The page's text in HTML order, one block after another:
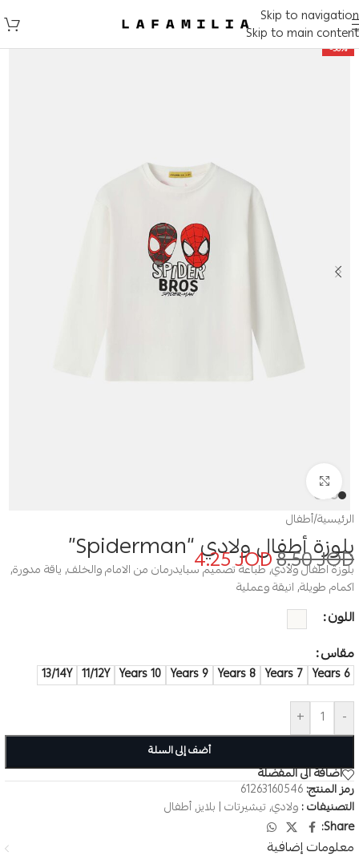
Skip to navigation
Skip to main content
-50%
الرئيسية/أطفال
بلوزة أطفال ولادي “Spiderman”
8.50JOD
4.25JOD
بلوزة اطفال ولادي, طباعة تصميم سبايدرمان من الامام والخلف, ياقة مدورة,
اكمام طويلة, انيقة وعملية
اللون
مقاس
6 Years
7 Years
8 Years
9 Years
10 Years
11/12Y
13/14Y
-
+
أضف إلى السلة
اضافة الى المفضلة
رمز المنتج: 61263160546
التصنيفات : ولادي, تيشيرتات | بلايز,أطفال
Share:
معلومات إضافية